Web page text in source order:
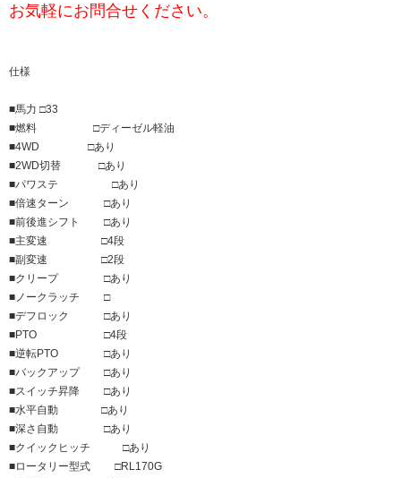
お気軽にお問合せください。
仕様
■馬力 □33
■燃料 □ディーゼル軽油
■4WD □あり
■2WD切替 □あり
■パワステ □あり
■倍速ターン □あり
■前後進シフト □あり
■主変速 □4段
■副変速 □2段
■クリープ □あり
■ノークラッチ □
■デフロック □あり
■PTO □4段
■逆転PTO □あり
■バックアップ □あり
■スイッチ昇降 □あり
■水平自動 □あり
■深さ自動 □あり
■クイックヒッチ □あり
■ロータリー型式 □RL170G